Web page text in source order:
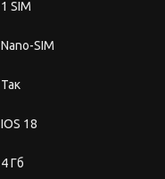
1 SIM
Nano-SIM
Так
IOS 18
4 Гб